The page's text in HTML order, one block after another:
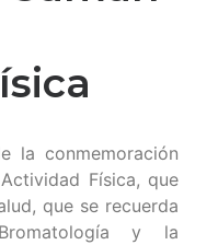
la conmemoración
Física, que
que se recuerda
y la